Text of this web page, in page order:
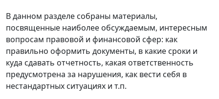
В данном разделе собраны материалы,
посвященные наиболее обсуждаемым, интересным
вопросам правовой и финансовой сфер: как
правильно оформить документы, в какие сроки и
куда сдавать отчетность, какая ответственность
предусмотрена за нарушения, как вести себя в
нестандартных ситуациях и т.п.